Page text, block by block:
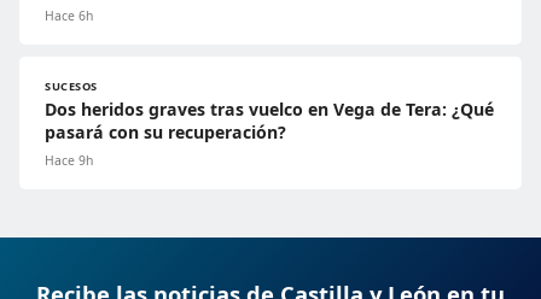
Hace 6h
SUCESOS
Dos heridos graves tras vuelco en Vega de Tera: ¿Qué
pasará con su recuperación?
Hace 9h